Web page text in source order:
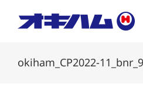
okiham_CP2022-